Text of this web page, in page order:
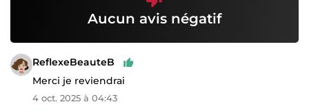
Aucun avis négatif
ReflexeBeauteB
Merci je reviendrai
4 oct. 2025 à 04:43